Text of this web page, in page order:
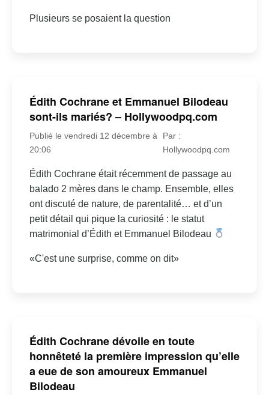
Plusieurs se posaient la question
Édith Cochrane et Emmanuel Bilodeau
sont-ils mariés? – Hollywoodpq.com
Publié le vendredi 12 décembre à
20:06
Par :
Hollywoodpq.com
Édith Cochrane était récemment de passage au
balado 2 mères dans le champ. Ensemble, elles
ont discuté de nature, de parentalité… et d’un
petit détail qui pique la curiosité : le statut
matrimonial d’Édith et Emmanuel Bilodeau
«C'est une surprise, comme on dit»
Édith Cochrane dévoile en toute
honnêteté la première impression qu’elle
a eue de son amoureux Emmanuel
Bilodeau